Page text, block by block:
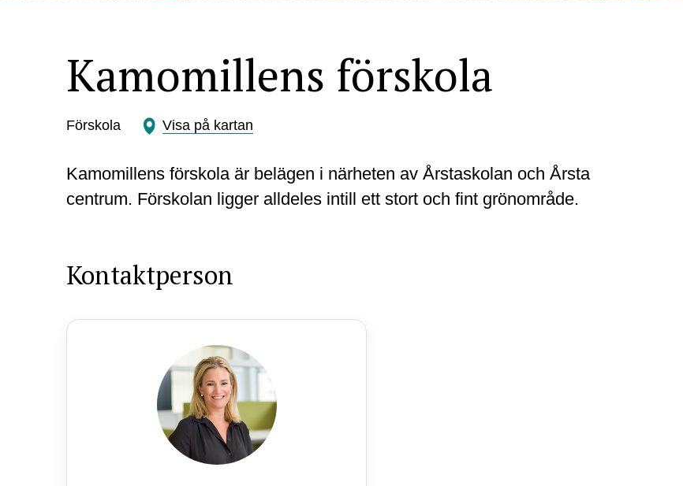
Kamomillens förskola
Förskola Visa på kartan
Kamomillens förskola är belägen i närheten av Årstaskolan och Årsta
centrum. Förskolan ligger alldeles intill ett stort och fint grönområde.
Kontaktperson